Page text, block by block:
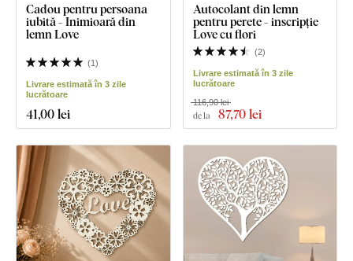
Cadou pentru persoana
iubită - Inimioară din
lemn Love
(1)
Livrare estimată în 3 zile
lucrătoare
41,00 lei
Autocolant din lemn
pentru perete - inscripție
Love cu flori
(2)
Livrare estimată în 3 zile
lucrătoare
de la 87,70 lei
116,90 lei